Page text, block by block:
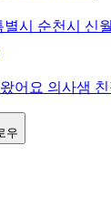
시 순천시 신
어요 의사샘
우